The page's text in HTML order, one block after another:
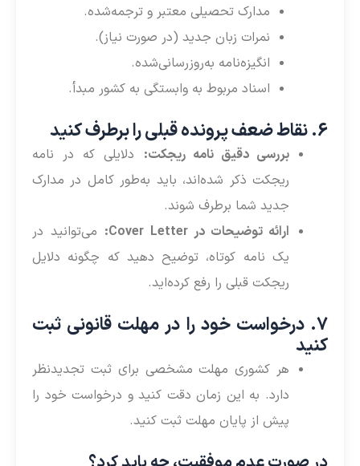
مدارک تحصیلی معتبر و ترجمه‌شده.
نمرات زبان جدید (در صورت نیاز).
انگیزه‌نامه به‌روزرسانی‌شده.
اسناد مربوط به وابستگی به کشور مبدأ.
6. نقاط ضعف پرونده قبلی را برطرف کنید
بررسی دقیق نامه ریجکت: دلایلی که در نامه
ریجکت ذکر شده‌اند، باید به‌طور کامل در مدارک
جدید شما برطرف شوند.
ارائه توضیحات در Cover Letter:
می‌توانید در
یک نامه کوتاه، توضیح دهید که چگونه دلایل
ریجکت قبلی را رفع کرده‌اید.
7. درخواست خود را در مهلت قانونی ثبت
کنید
هر کشوری مهلت مشخصی برای ثبت تجدیدنظر
دارد. به این زمان دقت کنید و درخواست خود را
پیش از پایان مهلت ثبت کنید.